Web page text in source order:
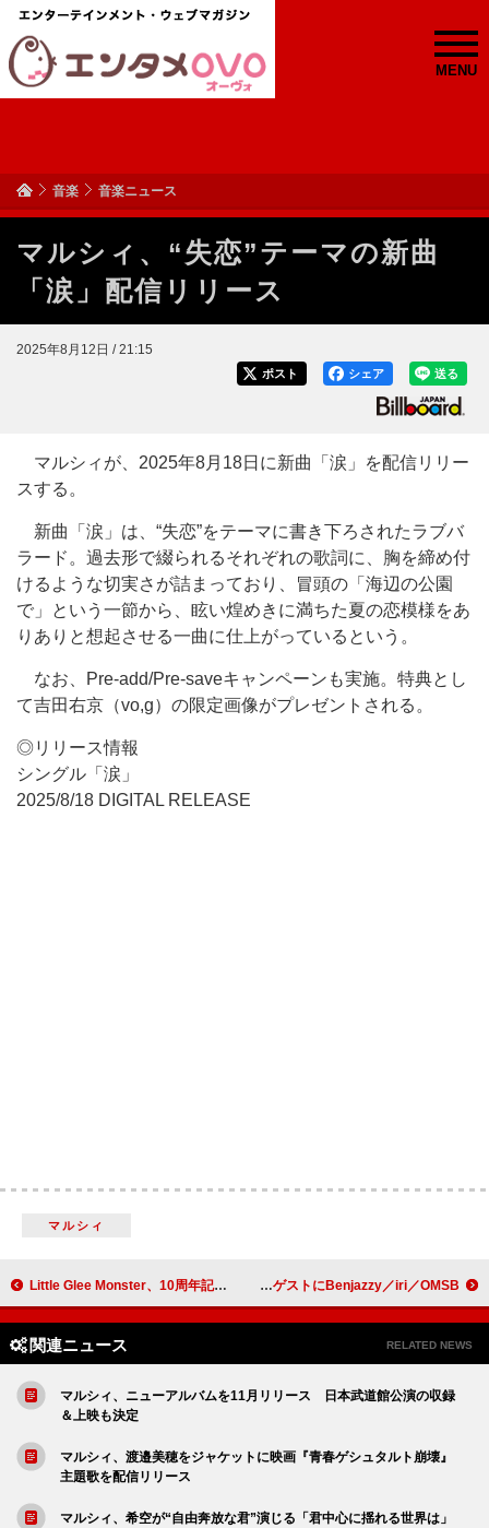
MENU
音楽 音楽ニュース
マルシィ、“失恋”テーマの新曲
「涙」配信リリース
2025年8月12日 / 21:15
送る
シェア
ポスト
マルシィが、2025年8月18日に新曲「涙」を配信リリー
スする。
新曲「涙」は、“失恋”をテーマに書き下ろされたラブバ
ラード。過去形で綴られるそれぞれの歌詞に、胸を締め付
けるような切実さが詰まっており、冒頭の「海辺の公園
で」という一節から、眩い煌めきに満ちた夏の恋模様をあ
りありと想起させる一曲に仕上がっているという。
なお、Pre-add/Pre-saveキャンペーンも実施。特典とし
て吉田右京（vo,g）の限定画像がプレゼントされる。
◎リリース情報
シングル「涙」
2025/8/18 DIGITAL RELEASE
マルシィ
Little Glee Monster、10周年記念公演より「好きだ。」ライブ映像を公開 STUTSの初となるアリーナ公演【Odyssey】、新たなゲストにBenjazzy／iri／OMSB
関連ニュース RELATED NEWS
マルシィ、ニューアルバムを11月リリース 日本武道館公演の収録
＆上映も決定
マルシィ、渡邉美穂をジャケットに映画『青春ゲシュタルト崩壊』
主題歌を配信リリース
マルシィ、希空が“自由奔放な君”演じる「君中心に揺れる世界は」